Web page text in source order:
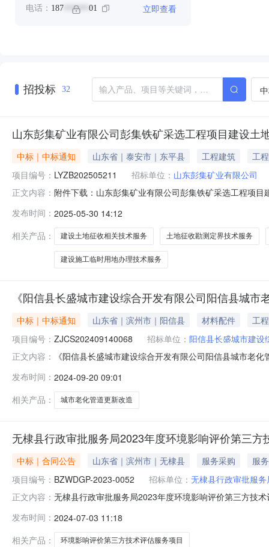
电话： 187 ****** 01 立即查看
招投标 32
山东彭集矿业有限公司彭集铁矿采选工程项目建设土
中标｜中标通知 山东省｜泰安市｜东平县 工程建筑
工程
项目编号： LYZB202505211 招标单位： 山东彭集矿业有限公司
正文内容： 附件下载：山东彭集矿业有限公司彭集铁矿采选工程项
相关技术服务单位选聘项目”组织了竞争性谈判工作，经
称：山东彭集矿业有限公司彭
发布时间： 2025-05-30 14:12
相关产品：
建设土地征收相关技术服务 土地征收勘测定界技术服务
建设施工临时用地办理技术服务
《阳信县长盛城市建设综合开发有限公司阳信县城
中标｜中标通知 山东省｜滨州市｜阳信县 材料配件
工程
项目编号： ZJCS202409140068 招标单位： 阳信县长盛城市建设
正文内容：
《阳信县长盛城市建设综合开发有限公司阳信县城市老
格：2.0万元项目申请单位：阳信县长盛城市建设综合开
发布时间： 2024-09-20 09:01
相关产品：
城市老化管道更新改造
无棣县行政审批服务局2023年度环境影响评价第三方
中标｜合同公告 山东省｜滨州市｜无棣县 服务采购
服务
项目编号： BZWDGP-2023-0052 招标单位： 无棣县行政审批服
正文内容： 无棣县行政审批服务局2023年度环境影响评价第三方技
务局地址：无棣县行政审批服务局联系方式：
18754377
发布时间： 2024-07-03 11:18
相关产品：
环境影响评价第三方技术评估服务项目